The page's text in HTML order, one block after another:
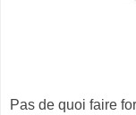
Pas de quoi faire